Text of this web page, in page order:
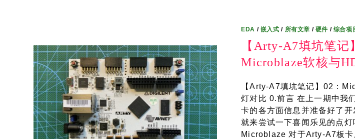
EDA / 嵌入式 / 所有文章 / 硬件 / 综合项
【Arty-A7填坑笔记
Microblaze软核与
【Arty-A7填坑笔记】02：
灯对比 0.前言 在上一期中我
卡的各方面信息并准备好了
就来尝试一下喜闻乐见的点
Microblaze 对于Arty-A7板